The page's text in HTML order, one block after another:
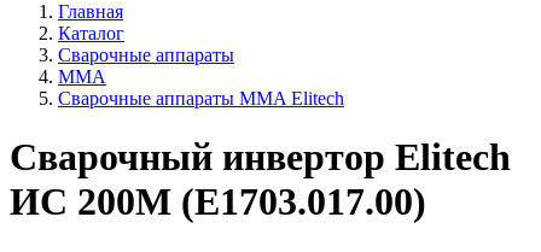
Главная
Каталог
Сварочные аппараты
MMA
Сварочные аппараты MMA Elitech
Сварочный инвертор Elitech
ИС 200М (E1703.017.00)